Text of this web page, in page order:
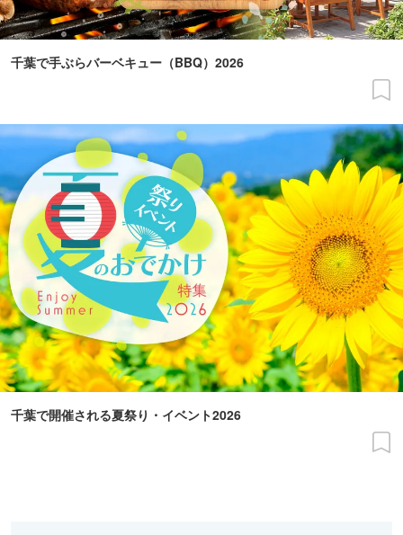
千葉で手ぶらバーベキュー（BBQ）2026
千葉で開催される夏祭り・イベント2026